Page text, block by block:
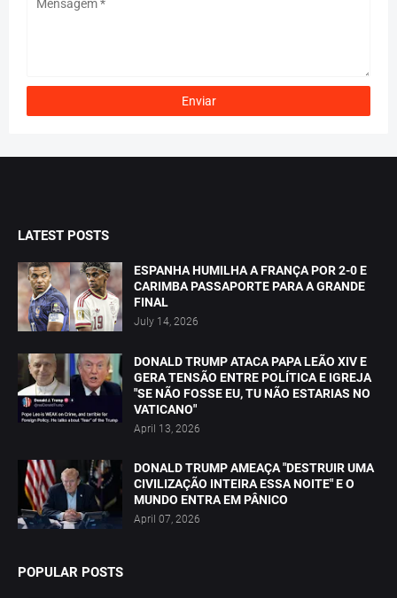
LATEST POSTS
ESPANHA HUMILHA A FRANÇA POR 2-0 E
CARIMBA PASSAPORTE PARA A GRANDE
FINAL
July 14, 2026
DONALD TRUMP ATACA PAPA LEÃO XIV E
GERA TENSÃO ENTRE POLÍTICA E IGREJA
"SE NÃO FOSSE EU, TU NÃO ESTARIAS NO
VATICANO"
April 13, 2026
DONALD TRUMP AMEAÇA "DESTRUIR UMA
CIVILIZAÇÃO INTEIRA ESSA NOITE" E O
MUNDO ENTRA EM PÂNICO
April 07, 2026
POPULAR POSTS